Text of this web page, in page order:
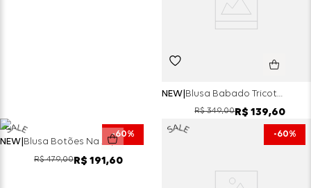
NEW Blusa Babado Tricot - Rosa
R$ 349,00R$ 139,60
60%
NEW Blusa Botões Na Alça Tricot - Azul Claro
R$ 479,00R$ 191 ,60
60%